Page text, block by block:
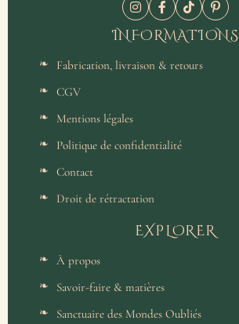
INFORMATIONS
Fabrication, livraison & retours
CGV
Mentions légales
Politique de confidentialité
Contact
Droit de rétractation
EXPLORER
À propos
Savoir-faire & matières
Sanctuaire des Mondes Oubliés